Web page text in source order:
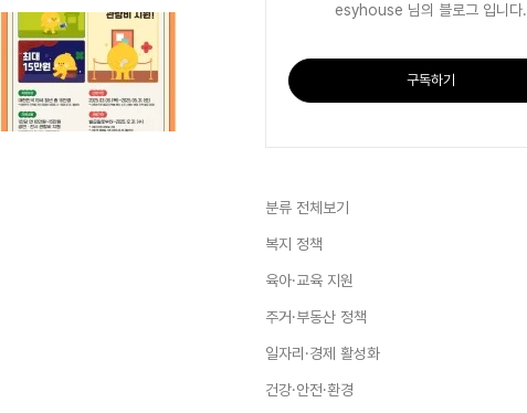
esyhouse 님의 블로그 입니다.
구독하기
분류 전체보기
복지 정책
육아·교육 지원
주거·부동산 정책
일자리·경제 활성화
건강·안전·환경